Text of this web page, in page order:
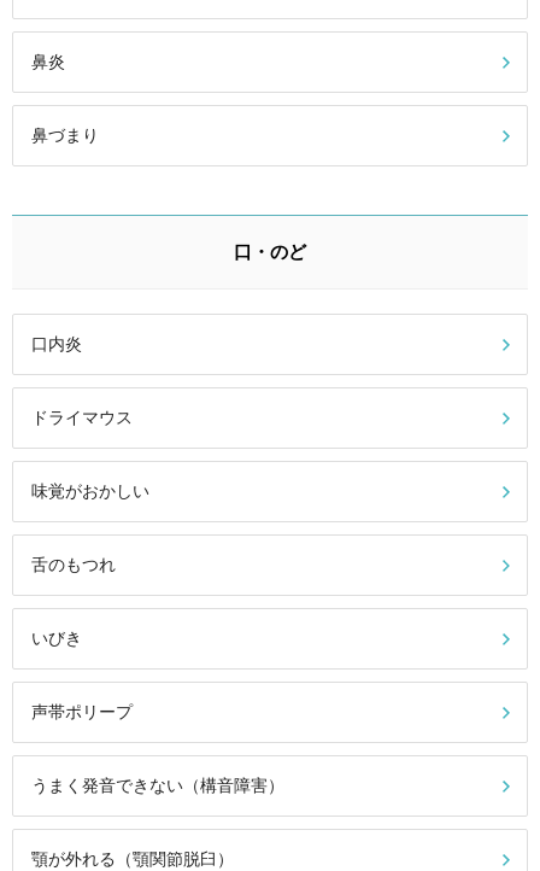
鼻炎
鼻づまり
口・のど
口内炎
ドライマウス
味覚がおかしい
舌のもつれ
いびき
声帯ポリープ
うまく発音できない（構音障害）
顎が外れる（顎関節脱臼）